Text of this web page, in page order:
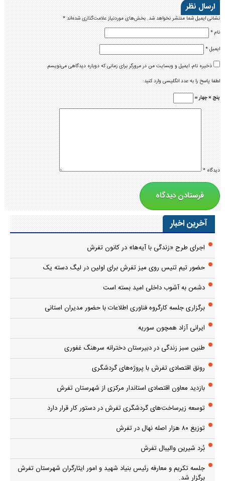
ارسال نظر
نشانی ایمیل شما منتشر نخواهد شد.بخش‌های موردنیاز علامت‌گذاری شده‌اند*
نام*
ایمیل*
ذخیره نام، ایمیل و وبسایت من در مرورگر برای زمانی که دوباره دیدگاهی می‌نویسم.
لطفا پاسخ را به عدد انگلیسی وارد کنید:
پنج × چهار =
دیدگاه*
آخرین اخبار
اجرای طرح «زندگی با آیه‌ها» در کانون تفرش
حضور تیم تنیس روی میز تفرش برای اولین در لیگ دسته یک
دشمن به آشوب داخلی امید بسته است
برگزاری جلسه کارگروه فناوری اطلاعات با حضور مدیران استانی
ایرانی آزاد همچون سوریه
طنین سبز زندگی در دبیرستان دخترانه سرهنگ غفوری
رونق اقتصادی تفرش با پروژه‌های گردشگری
بازدید معاون اقتصادی استاندار مرکزی از شهرستان تفرش
توسعه زیرساخت‌های گردشگری تفرش در دستور کار قرار دارد
توزیع ۸۰ هزار اصله نهال در تفرش
بُرد شیرین والیبال تفرش
جلسه تکریم و معارفه رئیس بنیاد شهید و امور ایثارگران شهرستان تفرش
برگزار شد.